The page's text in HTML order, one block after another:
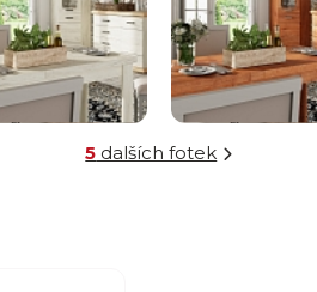
5 dalších fotek